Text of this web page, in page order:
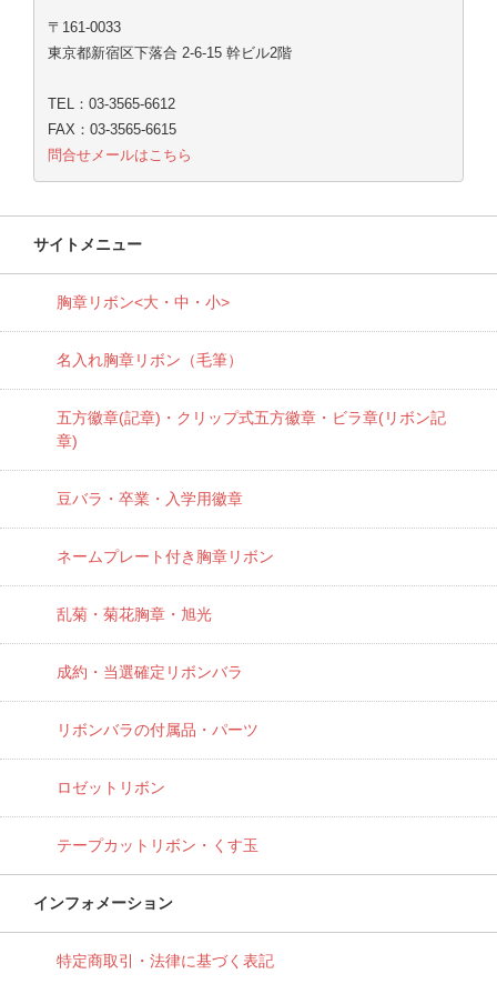
〒161-0033
東京都新宿区下落合 2-6-15 幹ビル2階
TEL：03-3565-6612
FAX：03-3565-6615
問合せメールはこちら
サイトメニュー
胸章リボン<大・中・小>
名入れ胸章リボン（毛筆）
五方徽章(記章)・ クリップ式五方徽章・ビラ章(リボン記
章)
豆バラ・卒業・入学用徽章
ネームプレート付き胸章リボン
乱菊・菊花胸章・旭光
成約・当選確定リボンバラ
リボンバラの付属品・パーツ
ロゼットリボン
テープカットリボン・くす玉
インフォメーション
特定商取引・法律に基づく表記